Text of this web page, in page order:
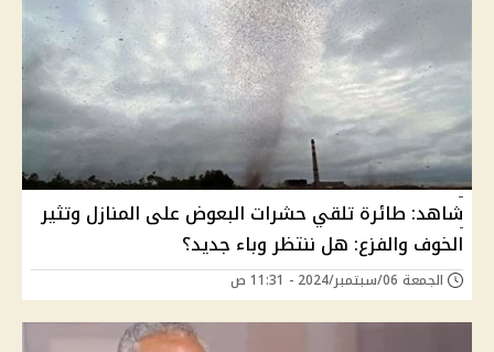
شاهد: طائرة تلقي حشرات البعوض على المنازل وتثير
الخوف والفزع: هل ننتظر وباء جديد؟
الجمعة 06/سبتمبر/2024 - 11:31 ص